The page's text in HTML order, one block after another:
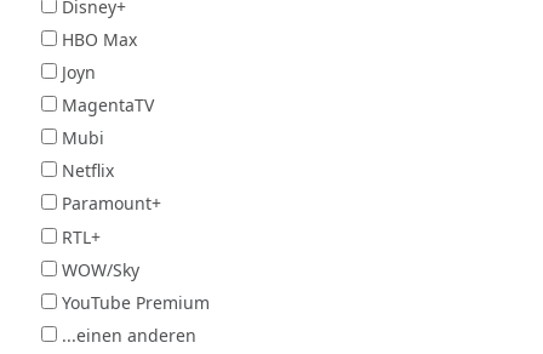
Disney+
HBO Max
Joyn
MagentaTV
Mubi
Netflix
Paramount+
RTL+
WOW/Sky
YouTube Premium
...einen anderen